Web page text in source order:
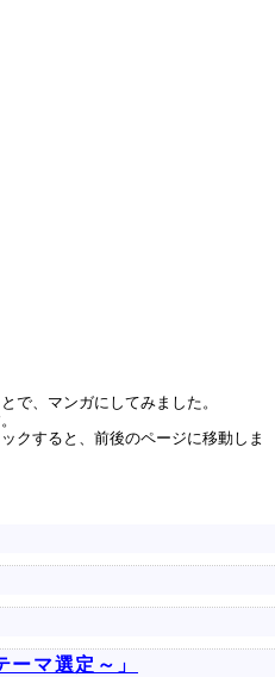
で、マンガにしてみました。
クすると、前後のページに移動しま
マ選定～」